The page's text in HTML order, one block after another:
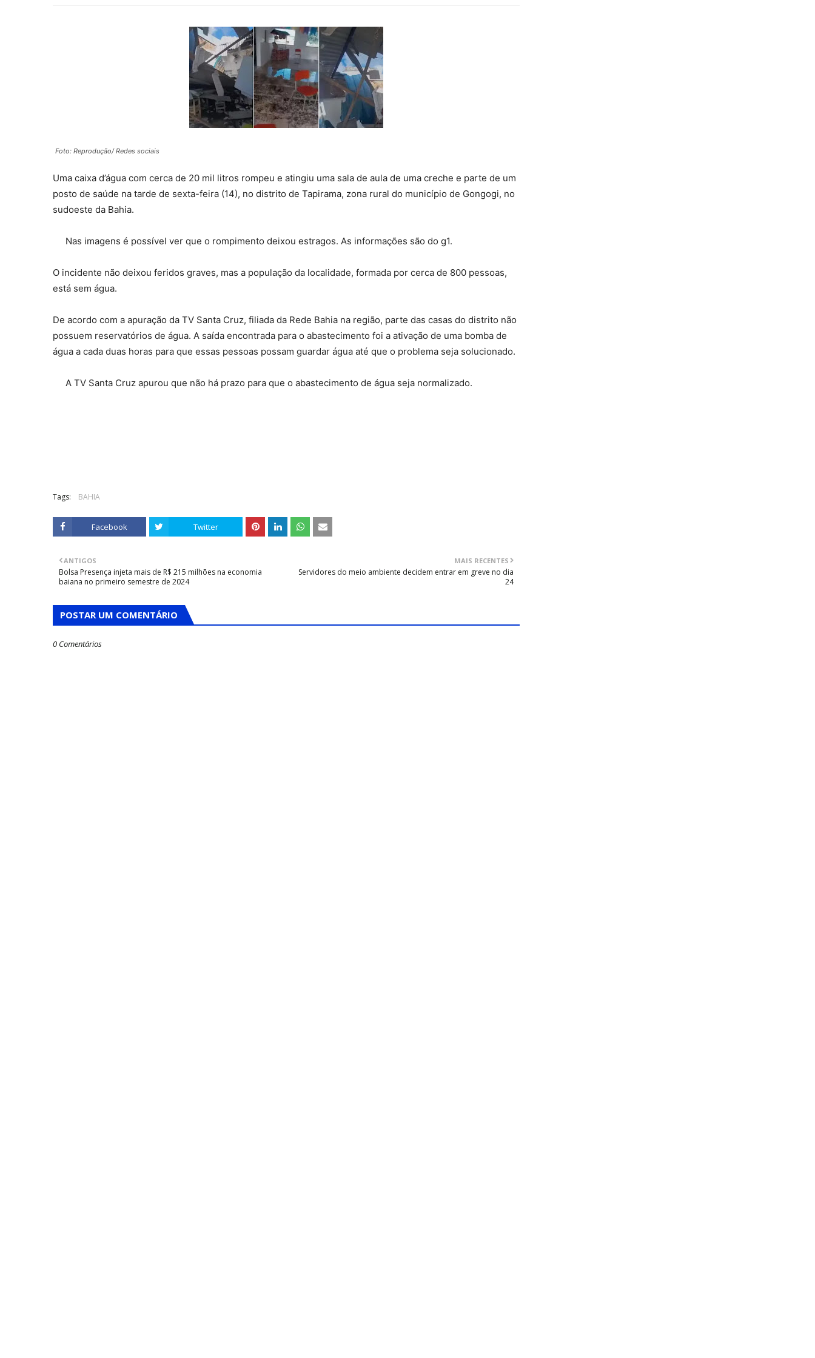
Foto: Reprodução/ Redes sociais
Uma caixa d’água com cerca de 20 mil litros rompeu e atingiu uma sala de aula de uma creche e parte de um
posto de saúde na tarde de sexta-feira (14), no distrito de Tapirama, zona rural do município de Gongogi, no
sudoeste da Bahia.
Nas imagens é possível ver que o rompimento deixou estragos. As informações são do g1.
O incidente não deixou feridos graves, mas a população da localidade, formada por cerca de 800 pessoas,
está sem água.
De acordo com a apuração da TV Santa Cruz, filiada da Rede Bahia na região, parte das casas do distrito não
possuem reservatórios de água. A saída encontrada para o abastecimento foi a ativação de uma bomba de
água a cada duas horas para que essas pessoas possam guardar água até que o problema seja solucionado.
A TV Santa Cruz apurou que não há prazo para que o abastecimento de água seja normalizado.
Tags: BAHIA
Facebook Twitter
MAIS RECENTES
Servidores do meio ambiente decidem entrar em greve no dia
24
ANTIGOS
Bolsa Presença injeta mais de R$ 215 milhões na economia
baiana no primeiro semestre de 2024
POSTAR UM COMENTÁRIO
0 Comentários